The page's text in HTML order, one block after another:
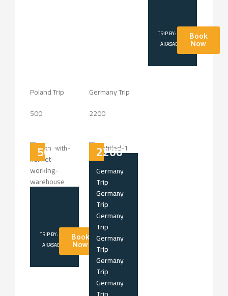
TRIP BY:
AKASABONA
Book
Now
Poland Trip
500
500
TRIP BY:
AKASABONA
Book
Now
Germany Trip
2200
2200
Germany
Trip
Germany
Trip
Germany
Trip
Germany
Trip
Germany
Trip
Germany